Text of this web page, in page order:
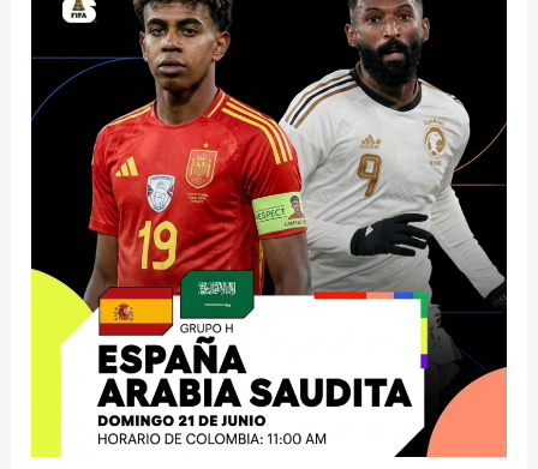
primera
victoria
ante
segunda
fecha
Mundial